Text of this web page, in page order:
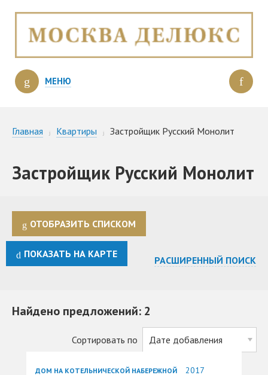
МЕНЮ
Главная Квартиры Застройщик Русский Монолит
Застройщик Русский Монолит
ОТОБРАЗИТЬ СПИСКОМ
ПОКАЗАТЬ НА КАРТЕ
РАСШИРЕННЫЙ ПОИСК
Найдено предложений: 2
Сортировать по
ДОМ НА КОТЕЛЬНИЧЕСКОЙ НАБЕРЕЖНОЙ
2017